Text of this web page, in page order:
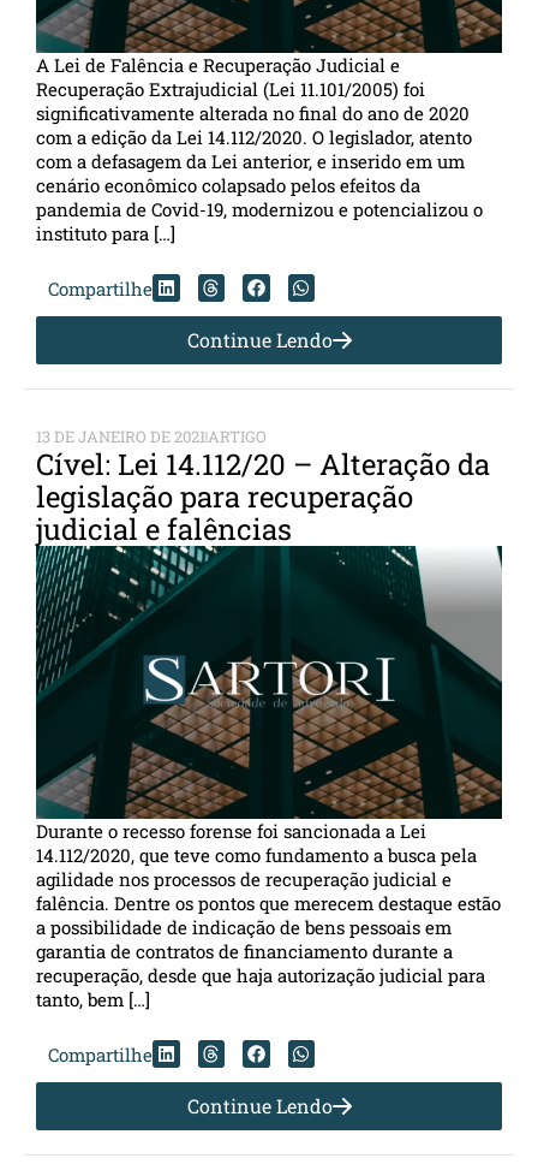
A Lei de Falência e Recuperação Judicial e
Recuperação Extrajudicial (Lei 11.101/2005) foi
significativamente alterada no final do ano de 2020
com a edição da Lei 14.112/2020. O legislador, atento
com a defasagem da Lei anterior, e inserido em um
cenário econômico colapsado pelos efeitos da
pandemia de Covid-19, modernizou e potencializou o
instituto para […]
Compartilhe
Continue Lendo
13 DE JANEIRO DE 2021ARTIGO
Cível: Lei 14.112/20 – Alteração da
legislação para recuperação
judicial e falências
Durante o recesso forense foi sancionada a Lei
14.112/2020, que teve como fundamento a busca pela
agilidade nos processos de recuperação judicial e
falência. Dentre os pontos que merecem destaque estão
a possibilidade de indicação de bens pessoais em
garantia de contratos de financiamento durante a
recuperação, desde que haja autorização judicial para
tanto, bem […]
Compartilhe
Continue Lendo